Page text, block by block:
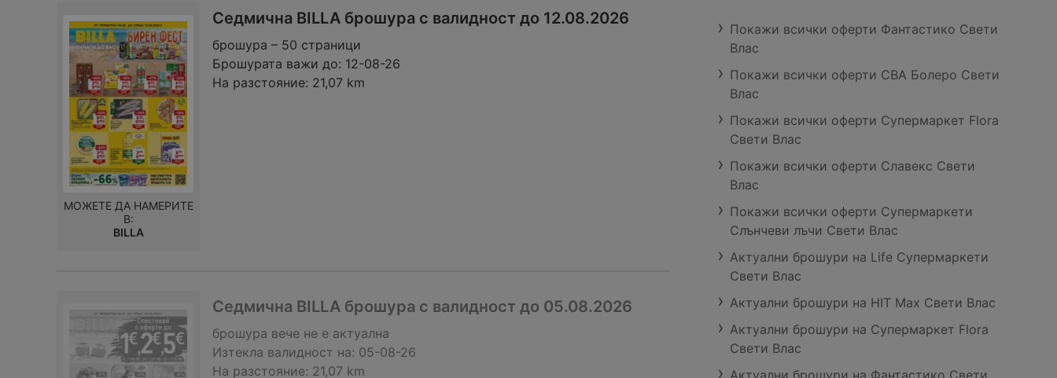
Седмична BILLA брошура с валидност до 12.08.2026
брошура – 50 страници
Брошурата важи до: 12-08-26
На разстояние: 21,07 km
МОЖЕТЕ ДА НАМЕРИТЕ
В:
BILLA
Седмична BILLA брошура с валидност до 05.08.2026
брошура вече не е актуална
Изтекла валидност на: 05-08-26
На разстояние: 21,07 km
Покажи всички оферти Фантастико Свети
Влас
Покажи всички оферти CBA Болеро Свети
Влас
Покажи всички оферти Супермаркет Flora
Свети Влас
Покажи всички оферти Славекс Свети
Влас
Покажи всички оферти Супермаркети
Слънчеви лъчи Свети Влас
Актуални брошури на Life Супермаркети
Свети Влас
Актуални брошури на HIT Max Свети Влас
Актуални брошури на Супермаркет Flora
Свети Влас
Актуални брошури на Фантастико Свети